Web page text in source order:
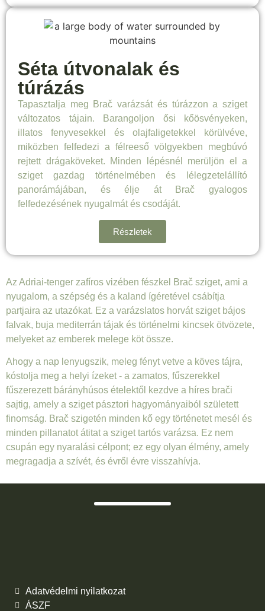
Séta útvonalak és
túrázás
Tapasztalja meg Brač varázsát és túrázzon a sziget
változatos tájain. Barangoljon ősi kőösvényeken,
illatos fenyvesekkel és olajfaligetekkel körülvéve,
miközben felfedezi a félreeső völgyekben megbúvó
rejtett drágaköveket. Minden lépésnél merüljön el a
sziget gazdag történelmében és lélegzetelállító
panorámájában, és élje át Brač gyalogos
felfedezésének nyugalmát és csodáját.
Részletek
Az Adriai-tenger zafíros vizében fészkel Brač sziget, ami a
nyugalom, a szépség és a kaland ígéretével csábítja
partjaira az utazókat. Ez a varázslatos horvát sziget bájos
falvak, buja mediterrán tájak és történelmi kincsek ötvözete,
melyeket az emberek melege köt össze.
Ahogy a nap lenyugszik, meleg fényt vetve a köves tájra,
kóstolja meg a helyi ízeket - a zamatos, fűszerekkel
fűszerezett bárányhúsos ételektől kezdve a híres brači
sajtig, amely a sziget pásztori hagyományaiból született
finomság. Brač szigetén minden kő egy történetet mesél és
minden pillanatot átitat a sziget tartós varázsa. Ez nem
csupán egy nyaralási célpont; ez egy olyan élmény, amely
megragadja a szívét, és évről évre visszahívja.
Adatvédelmi nyilatkozat
ÁSZF